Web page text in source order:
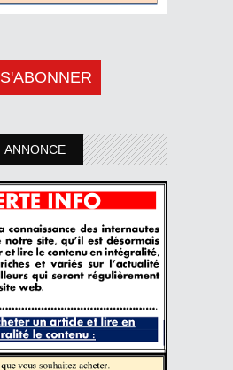
S'ABONNER
ANNONCE